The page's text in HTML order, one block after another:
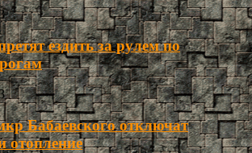
ездить за рулем по
Бабаевского отключат
отопление